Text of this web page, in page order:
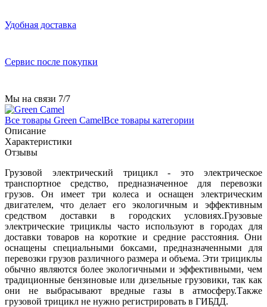
Удобная доставка
Сервис после покупки
Мы на связи 7/7
Все товары Green CamelВсе товары категории
Описание
Характеристики
Отзывы
Грузовой электрический трицикл - это электрическое
транспортное средство, предназначенное для перевозки
грузов. Он имеет три колеса и оснащен электрическим
двигателем, что делает его экологичным и эффективным
средством доставки в городских условиях.Грузовые
электрические трициклы часто используют в городах для
доставки товаров на короткие и средние расстояния. Они
оснащены специальными боксами, предназначенными для
перевозки грузов различного размера и объема. Эти трициклы
обычно являются более экологичными и эффективными, чем
традиционные бензиновые или дизельные грузовики, так как
они не выбрасывают вредные газы в атмосферу.Также
грузовой трицикл не нужно регистрировать в ГИБДД.